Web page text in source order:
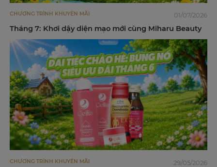
CHƯƠNG TRÌNH KHUYẾN MÃI 01/07/2026
Tháng 7: Khơi dậy diện mạo mới cùng Miharu Beauty
CHƯƠNG TRÌNH KHUYẾN MÃI 29/05/2026